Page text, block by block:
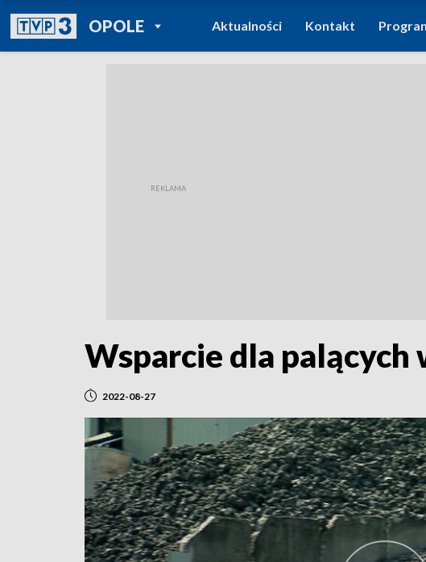
OPOLEPOWRÓT DO
TVP REGIONY
Aktualności Kontakt
Wsparcie dla palących
2022-08-27